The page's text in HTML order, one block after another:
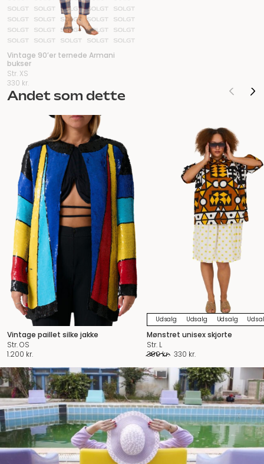
Vintage 90’er ternede Armani
bukser
Str. XS
330 kr.
Andet som dette
Vintage paillet silke jakke
Str. OS
1.200 kr.
Udsalg Udsalg Udsalg
Mønstret unisex skjorte
Str. L
390kr. Original
was:
390 kr..
330 kr.
is:
330 kr..